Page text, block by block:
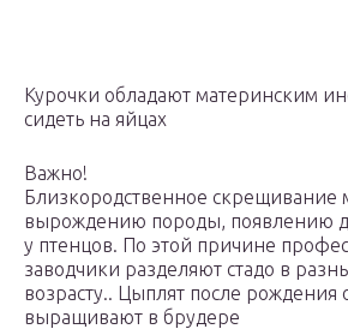
Курочки обладают материнским
сидеть на яйцах
Важно!
Близкородственное скрещивание
вырождению породы, появлению
у птенцов. По этой причине
заводчики разделяют стадо в
возрасту.. Цыплят после рождения
выращивают в брудере